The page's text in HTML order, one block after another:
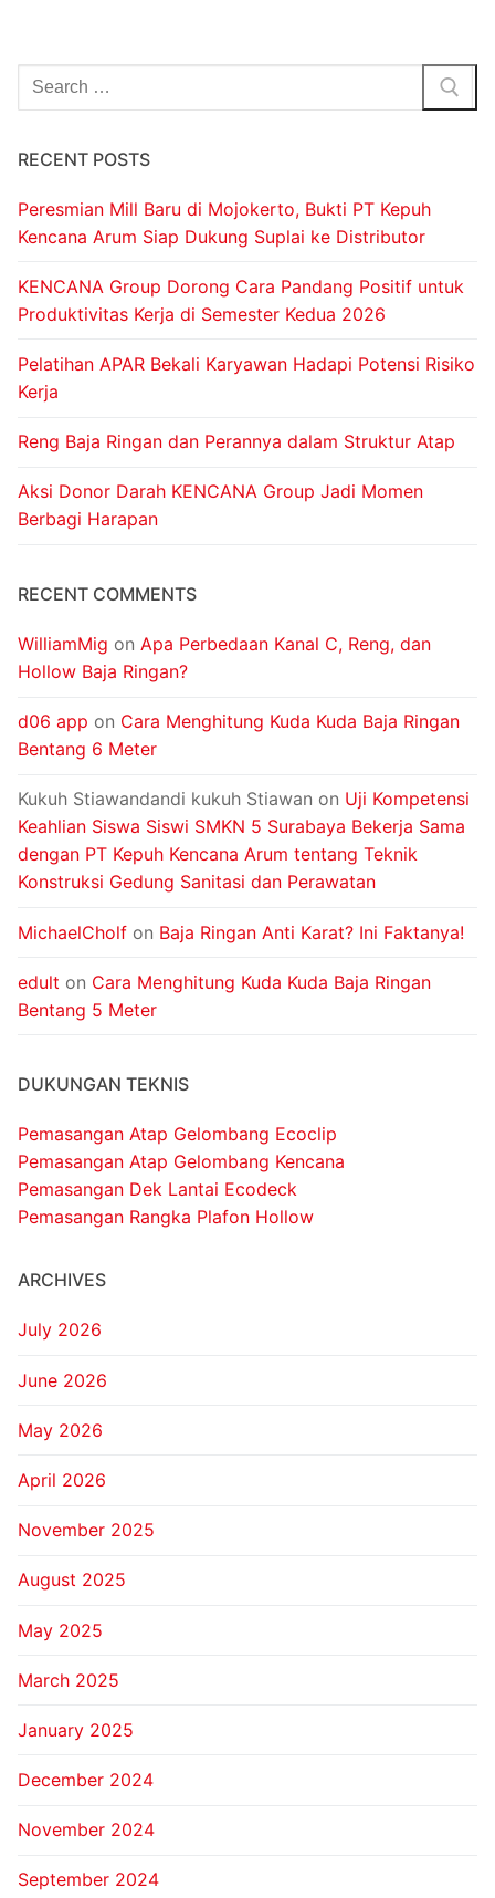
RECENT POSTS
Peresmian Mill Baru di Mojokerto, Bukti PT Kepuh
Kencana Arum Siap Dukung Suplai ke Distributor
KENCANA Group Dorong Cara Pandang Positif untuk
Produktivitas Kerja di Semester Kedua 2026
Pelatihan APAR Bekali Karyawan Hadapi Potensi Risiko
Kerja
Reng Baja Ringan dan Perannya dalam Struktur Atap
Aksi Donor Darah KENCANA Group Jadi Momen
Berbagi Harapan
RECENT COMMENTS
WilliamMig on Apa Perbedaan Kanal C, Reng, dan
Hollow Baja Ringan?
d06 app on Cara Menghitung Kuda Kuda Baja Ringan
Bentang 6 Meter
Kukuh Stiawandandi kukuh Stiawan on Uji Kompetensi
Keahlian Siswa Siswi SMKN 5 Surabaya Bekerja Sama
dengan PT Kepuh Kencana Arum tentang Teknik
Konstruksi Gedung Sanitasi dan Perawatan
MichaelCholf on Baja Ringan Anti Karat? Ini Faktanya!
edult on Cara Menghitung Kuda Kuda Baja Ringan
Bentang 5 Meter
DUKUNGAN TEKNIS
Pemasangan Atap Gelombang Ecoclip
Pemasangan Atap Gelombang Kencana
Pemasangan Dek Lantai Ecodeck
Pemasangan Rangka Plafon Hollow
ARCHIVES
July 2026
June 2026
May 2026
April 2026
November 2025
August 2025
May 2025
March 2025
January 2025
December 2024
November 2024
September 2024